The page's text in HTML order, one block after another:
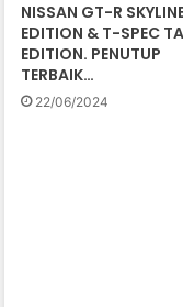
NISSAN GT-R
EDITION & T-SPEC
EDITION. PENUTUP
TERBAIK…
22/06/2024